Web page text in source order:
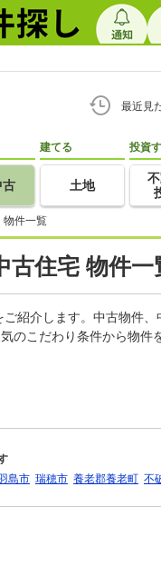
最近見
古
建てる
土地
投資
物件一覧
古住宅 物件一
紹介します。中古物件
のこだわり条件から物
島市 瑞穂市 養老郡養老町 不